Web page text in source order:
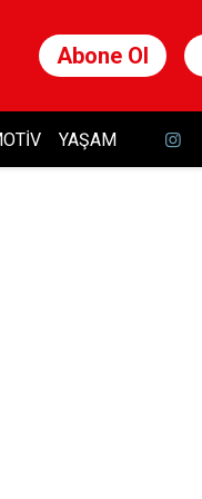
Abone Ol
YAŞAM